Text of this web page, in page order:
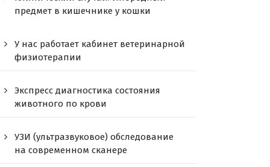
предмет в кишечнике у кошки
У нас работает кабинет ветеринарной
физиотерапии
Экспресс диагностика состояния
животного по крови
УЗИ (ультразвуковое) обследование
на современном сканере